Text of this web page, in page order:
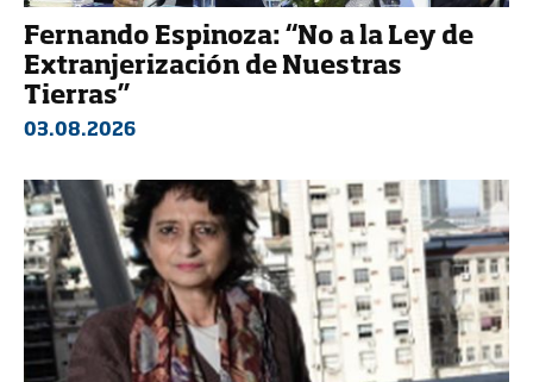
Fernando Espinoza: “No a la Ley de
Extranjerización de Nuestras
Tierras”
03.08.2026